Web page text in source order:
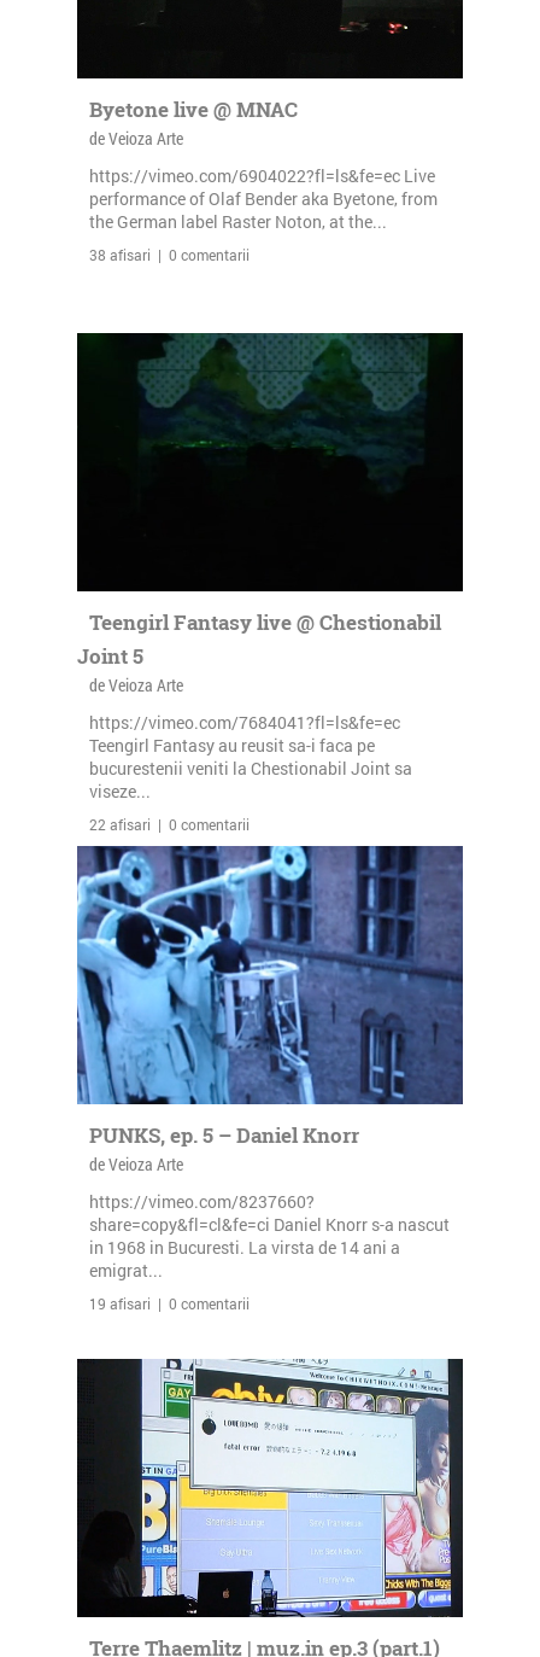
Byetone live @ MNAC
de Veioza Arte
https://vimeo.com/6904022?fl=ls&fe=ec Live
performance of Olaf Bender aka Byetone, from
the German label Raster Noton, at the...
38 afisari | 0 comentarii
Teengirl Fantasy live @ Chestionabil
Joint 5
de Veioza Arte
https://vimeo.com/7684041?fl=ls&fe=ec
Teengirl Fantasy au reusit sa-i faca pe
bucurestenii veniti la Chestionabil Joint sa
viseze...
22 afisari | 0 comentarii
PUNKS, ep. 5 – Daniel Knorr
de Veioza Arte
https://vimeo.com/8237660?
share=copy&fl=cl&fe=ci Daniel Knorr s-a nascut
in 1968 in Bucuresti. La virsta de 14 ani a
emigrat...
19 afisari | 0 comentarii
Terre Thaemlitz | muz.in ep.3 (part.1)